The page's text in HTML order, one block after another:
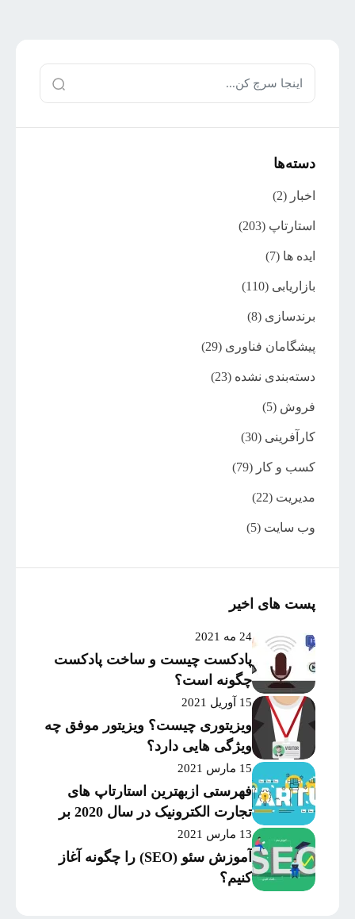
دسته‌ها
اخبار (2)
استارتاپ (203)
ایده ها (7)
بازاریابی (110)
برندسازی (8)
پیشگامان فناوری (29)
دسته‌بندی نشده (23)
فروش (5)
کارآفرینی (30)
کسب و کار (79)
مدیریت (22)
وب سایت (5)
پست های اخیر
24 مه 2021
پادکست چیست و ساخت پادکست
چگونه است؟
15 آوریل 2021
ویزیتوری چیست؟ ویزیتور موفق چه
ویژگی هایی دارد؟
15 مارس 2021
فهرستی ازبهترین استارتاپ های
تجارت الکترونیک در سال 2020 بر
اساس میزان موفقیت و
سرمایه‌گذاری
13 مارس 2021
آموزش سئو (SEO) را چگونه آغاز
کنیم؟